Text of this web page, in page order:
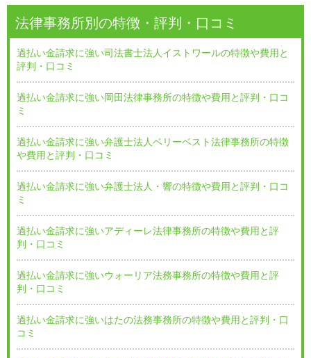
法律事務所別の特徴・評判・口コミ
過払い金請求に強い司法書士法人イストワールの特徴や費用と
評判・口コミ
過払い金請求に強い岡田法律事務所の特徴や費用と評判・口コ
ミ
過払い金請求に強い弁護士法人ベリーベスト法律事務所の特徴
や費用と評判・口コミ
過払い金請求に強い弁護士法人・響の特徴や費用と評判・口コ
ミ
過払い金請求に強いアディーレ法律事務所の特徴や費用と評
判・口コミ
過払い金請求に強いウォーリア法務事務所の特徴や費用と評
判・口コミ
過払い金請求に強いはたの法務事務所の特徴や費用と評判・口
コミ